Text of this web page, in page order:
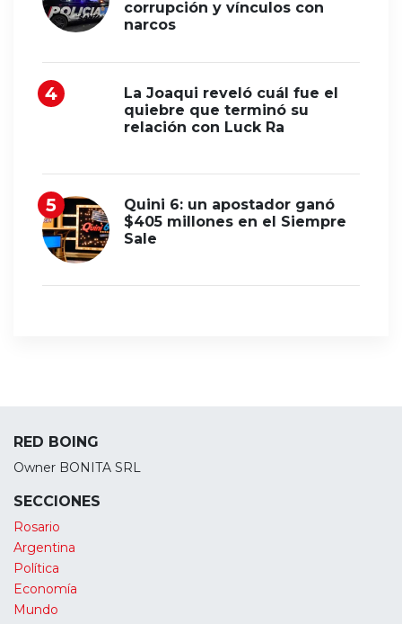
corrupción y vínculos con
narcos
La Joaqui reveló cuál fue el
quiebre que terminó su
relación con Luck Ra
Quini 6: un apostador ganó
$405 millones en el Siempre
Sale
RED BOING
Owner BONITA SRL
SECCIONES
Rosario
Argentina
Política
Economía
Mundo